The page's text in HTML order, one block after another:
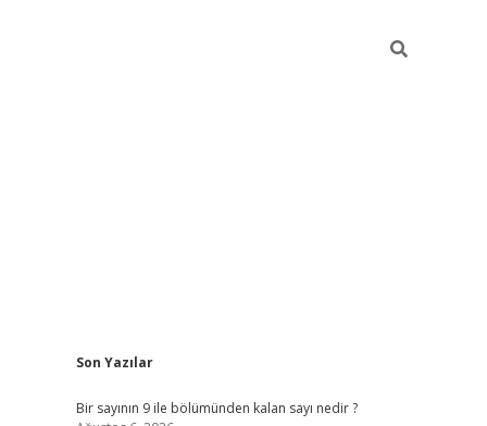
Sidebar
Son Yazılar
Bir sayının 9 ile bölümünden kalan sayı nedir ?